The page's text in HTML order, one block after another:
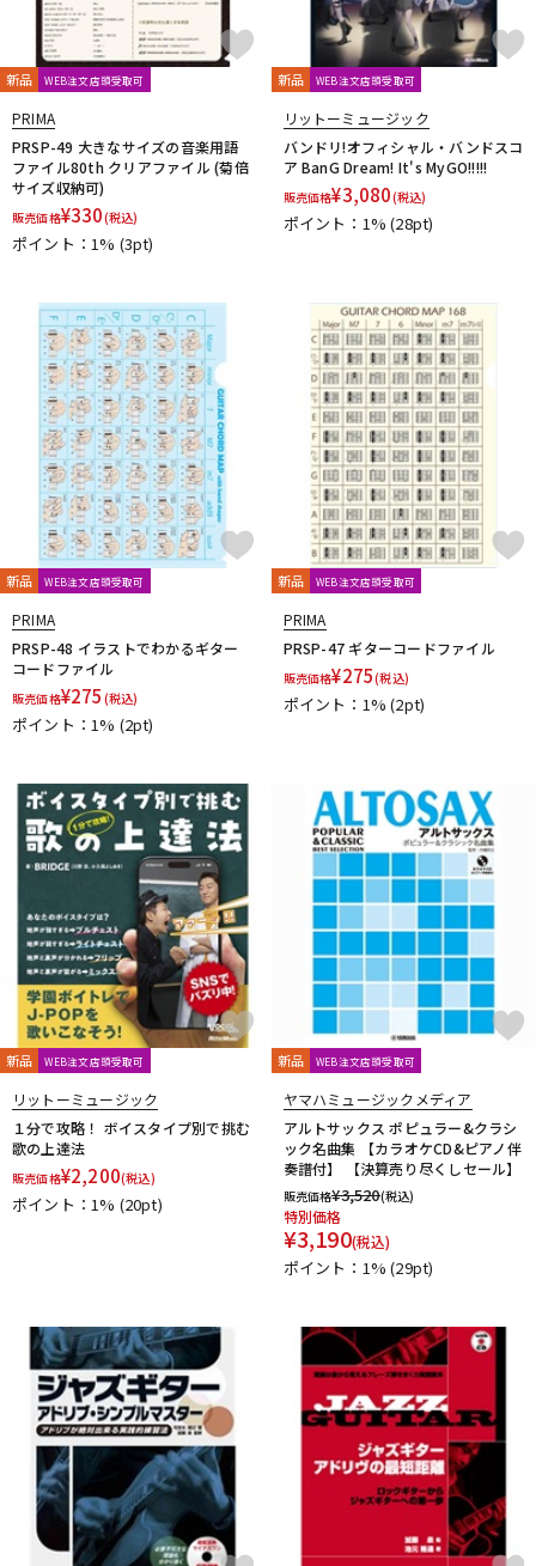
春日 杉原書店 日本娯楽
名城商会
明和電機
他2
m.guitar craft works
Boosey And Hawkes
Universal
Musica Rara Salabert Durand
Leduc
Dr.Case
Billaudot
Marc Reift
Max Eschig
Southern Music Bote And Bock
Wizz Pickups
International Music
Richard Schauer
SUCK UK
ぼっち・ざ・ろっく！
Triplo Press
Musikverlag Hans Sikorski
大阪開成館
ドレミ楽譜出版社
De Haske デプロMP
GRAYZONE
AURORA STRINGS
Chester Music
Lydke Musikverlag
Theodore Presser
Groove Garage
AQUBE MUSIC PRODUCTS
Ergo Straps
新品 WEB注文店頭受取可
PRIMA
PRSP-49 大きなサイズの音楽用語
ファイル80th クリアファイル (菊倍
サイズ収納可)
販売価格¥330(税込)
ポイント：1% (3pt)
新品 WEB注文店頭受取可
リットーミュージック
バンドリ!オフィシャル・バンドスコ
ア BanG Dream! It's MyGO!!!!!
販売価格¥3,080(税込)
ポイント：1%(28pt)
新品 WEB注文店頭受取可
PRIMA
PRSP-48 イラストでわかるギター
コードファイル
販売価格¥275 (税込)
ポイント：1% (2pt)
新品 WEB注文店頭受取可
PRIMA
PRSP-47 ギターコードファイル
販売価格¥275(税込)
ポイント：1%(2pt)
新品 WEB注文店頭受取可
リットーミュージック
１分で攻略！ ボイスタイプ別で挑む
歌の上達法
販売価格¥2,200(税込)
ポイント：1% (20pt)
新品 WEB注文店頭受取可
ヤマハミュージックメディア
アルトサックス ポピュラー&クラシ
ック名曲集 【カラオケCD&ピアノ伴
奏譜付】 【決算売り尽くしセール】
販売価格¥3,520(税込)
特別価格
¥3,190(税込)
ポイント：1%(29pt)